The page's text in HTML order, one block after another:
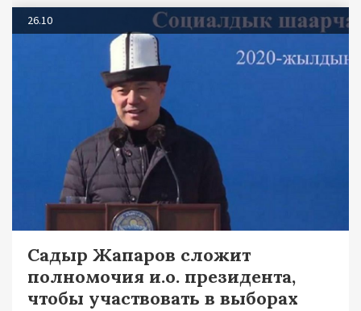
26.10
Садыр Жапаров сложит
полномочия и.о. президента,
чтобы участвовать в выборах